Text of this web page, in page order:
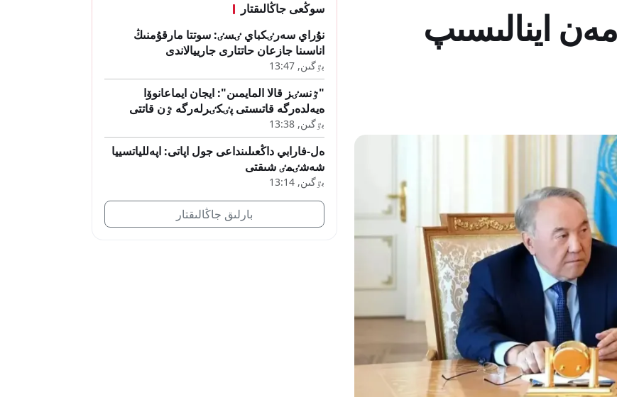
اينالىسىپ
سوڭعى جاڭالىقتار
نۇراي سەرٸكباي ٸسٸ: سوتتا مارقۇمنىڭ
اناسىنا جازعان حاتتارى جارييالاندى
بٷگىن, 13:47
"ٷنسٸز قالا المايمىن": ايجان ايماعانوۆا
ەيەلدەرگە قاتىستى پٸكٸرلەرگە ٷن قاتتى
بٷگىن, 13:38
ەل-فارابي داڭعىلىنداعى جول اپاتى: اپەللياتسييا
شەشٸمٸ شىقتى
بٷگىن, 13:14
بارلىق جاڭالىقتار